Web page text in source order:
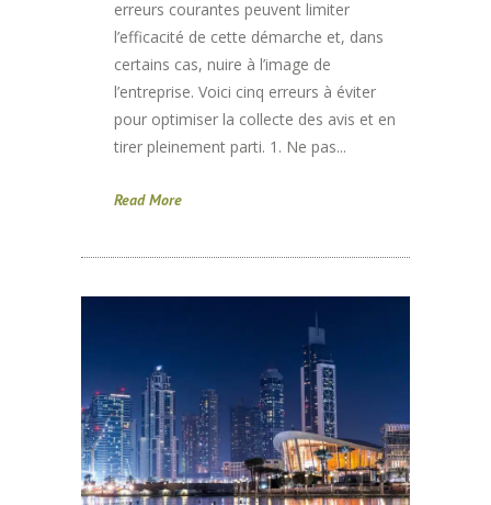
erreurs courantes peuvent limiter
l’efficacité de cette démarche et, dans
certains cas, nuire à l’image de
l’entreprise. Voici cinq erreurs à éviter
pour optimiser la collecte des avis et en
tirer pleinement parti. 1. Ne pas...
Read More